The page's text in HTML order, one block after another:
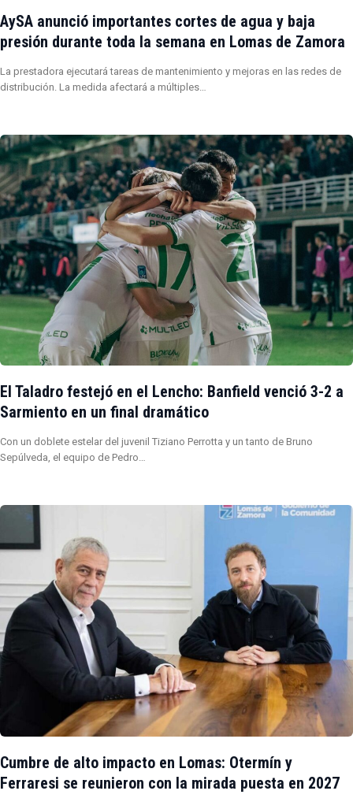
AySA anunció importantes cortes de agua y baja
presión durante toda la semana en Lomas de Zamora
La prestadora ejecutará tareas de mantenimiento y mejoras en las redes de
distribución. La medida afectará a múltiples…
El Taladro festejó en el Lencho: Banfield venció 3-2 a
Sarmiento en un final dramático
Con un doblete estelar del juvenil Tiziano Perrotta y un tanto de Bruno
Sepúlveda, el equipo de Pedro…
Cumbre de alto impacto en Lomas: Otermín y
Ferraresi se reunieron con la mirada puesta en 2027